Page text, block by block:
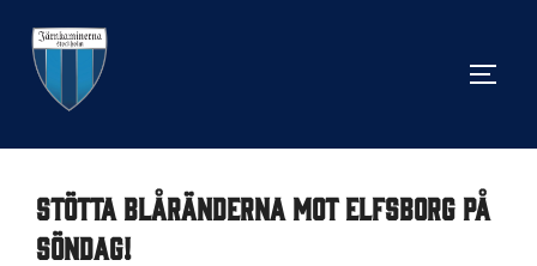
innehåll
Stötta blåränderna mot Elfsborg på
söndag!